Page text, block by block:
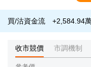
買/沽資金流 +2,584.94
收市競價 市調機制